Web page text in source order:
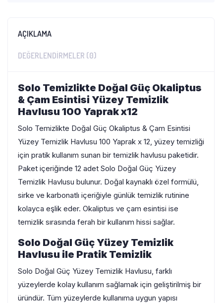
AÇIKLAMA
DEĞERLENDIRMELER (0)
Solo Temizlikte Doğal Güç Okaliptus
& Çam Esintisi Yüzey Temizlik
Havlusu 100 Yaprak x12
Solo Temizlikte Doğal Güç Okaliptus & Çam Esintisi
Yüzey Temizlik Havlusu 100 Yaprak x 12, yüzey temizliği
için pratik kullanım sunan bir temizlik havlusu paketidir.
Paket içeriğinde 12 adet Solo Doğal Güç Yüzey
Temizlik Havlusu bulunur. Doğal kaynaklı özel formülü,
sirke ve karbonatlı içeriğiyle günlük temizlik rutinine
kolayca eşlik eder. Okaliptus ve çam esintisi ise
temizlik sırasında ferah bir kullanım hissi sağlar.
Solo Doğal Güç Yüzey Temizlik
Havlusu ile Pratik Temizlik
Solo Doğal Güç Yüzey Temizlik Havlusu, farklı
yüzeylerde kolay kullanım sağlamak için geliştirilmiş bir
üründür. Tüm yüzeylerde kullanıma uygun yapısı